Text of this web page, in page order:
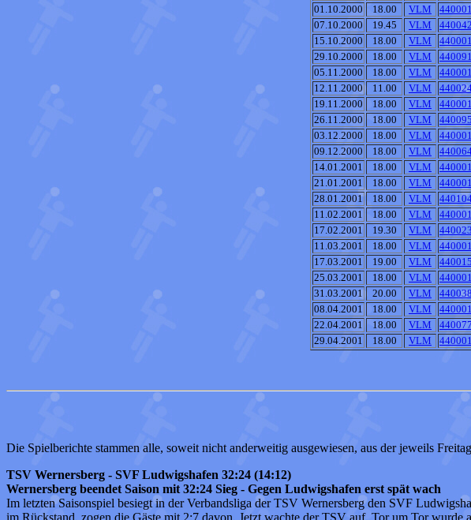
01.10.2000
18.00 VLM 440001
07.10.2000
19.45 VLM 440042
15.10.2000
18.00 VLM 440001
29.10.2000
18.00 VLM 440091
05.11.2000
18.00 VLM 440001
12.11.2000
11.00 VLM
19.11.2000
18.00 VLM 440001
26.11.2000
18.00 VLM 440095
03.12.2000
18.00 VLM 440001
09.12.2000
18.00 VLM
14.01.2001
18.00 VLM 440001
21.01.2001
18.00 VLM 440001
28.01.2001
18.00 VLM
11.02.2001
18.00 VLM 440001
17.02.2001
19.30 VLM 440023
11.03.2001
18.00 VLM 440001
17.03.2001
19.00 VLM 440015
25.03.2001
18.00 VLM 440001
31.03.2001
20.00 VLM 440038
08.04.2001
18.00 VLM 440001
22.04.2001
18.00 VLM 440077
29.04.2001
18.00 VLM 440001
Die Spielberichte stammen alle, soweit nicht anderweitig ausgewiesen, aus der jeweils
TSV Wernersberg - SVF Ludwigshafen 32:24 (14:12)
Wernersberg beendet Saison mit 32:24 Sieg - Gegen Ludwigshafen erst spät wach
Im letzten Saisonspiel besiegt in der Verbandsliga der TSV Wernersberg den SVF